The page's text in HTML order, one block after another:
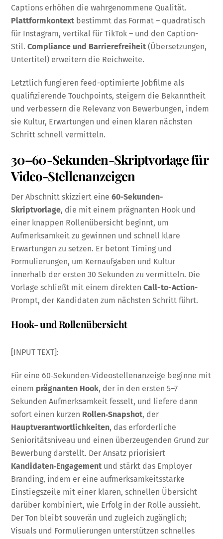
Captions erhöhen die wahrgenommene Qualität.
Plattformkontext bestimmt das Format – quadratisch
für Instagram, vertikal für TikTok – und den Caption-
Stil.Compliance und Barrierefreiheit (Übersetzungen,
Untertitel) erweitern die Reichweite.
Letztlich fungieren feed-optimierte Jobfilme als
qualifizierende Touchpoints, steigern die Bekanntheit
und verbessern die Relevanz von Bewerbungen, indem
sie Kultur, Erwartungen und einen klaren nächsten
Schritt schnell vermitteln.
30–60-Sekunden-Skriptvorlage für
Video-Stellenanzeigen
Der Abschnitt skizziert eine60-Sekunden-
Skriptvorlage, die mit einem prägnanten Hook und
einer knappen Rollenübersicht beginnt, um
Aufmerksamkeit zu gewinnen und schnell klare
Erwartungen zu setzen. Er betont Timing und
Formulierungen, um Kernaufgaben und Kultur
innerhalb der ersten 30 Sekunden zu vermitteln. Die
Vorlage schließt mit einem direktenCall-to-Action-
Prompt, der Kandidaten zum nächsten Schritt führt.
Hook- und Rollenübersicht
[INPUT TEXT]:
Für eine 60‑Sekunden‑Videostellenanzeige beginne mit
einem prägnanten Hook, der in den ersten 5–7
Sekunden Aufmerksamkeit fesselt, und liefere dann
sofort einen kurzen Rollen‑Snapshot, der
Hauptverantwortlichkeiten, das erforderliche
Senioritätsniveau und einen überzeugenden Grund zur
Bewerbung darstellt. Der Ansatz priorisiert
Kandidaten‑Engagement und stärkt das Employer
Branding, indem er eine aufmerksamkeitsstarke
Einstiegszeile mit einer klaren, schnellen Übersicht
darüber kombiniert, wie Erfolg in der Rolle aussieht.
Der Ton bleibt souverän und zugleich zugänglich;
Visuals und Formulierungen unterstützen schnelles